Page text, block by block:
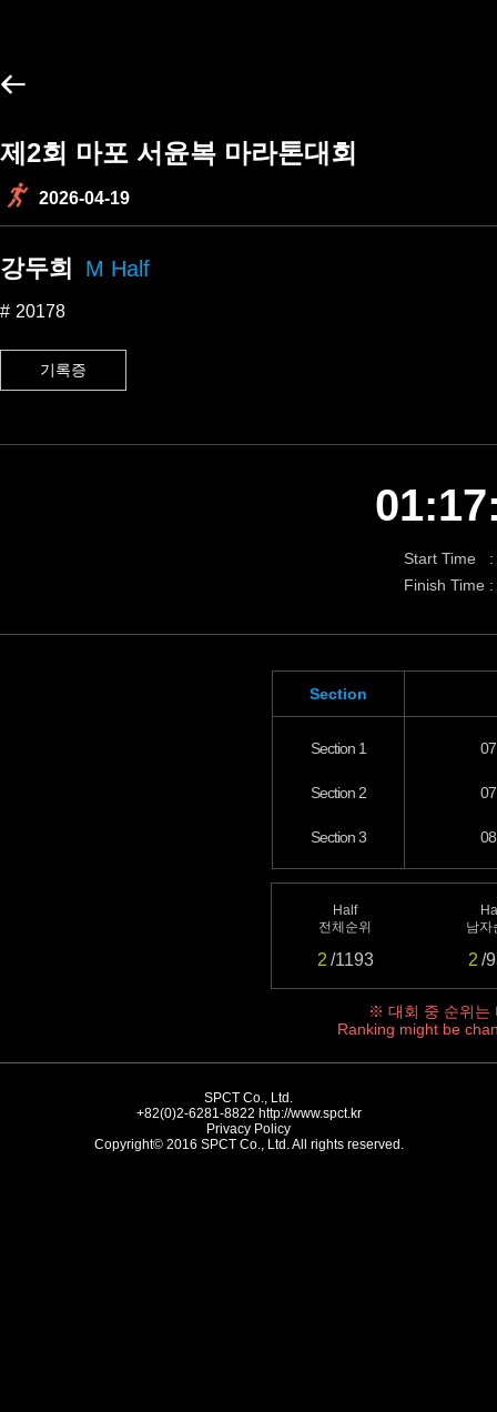
제2회 마포 서윤복 마라톤대회
2026-04-19
강두희 M Half
20178
기록증
Start Time :
Finish Time
Section
Section 1
Section 2
Section 3
Half
전체순위
2 /1193
남자
2 /
※ 대회 중 순위는
Ranking might be
SPCT Co., Ltd.
+82(0)2-6281-8822 http://www.spct.kr
Privacy Policy
Copyright© 2016 SPCT Co., Ltd. All rights reserved.